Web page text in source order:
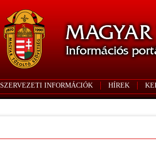
SZERVEZETI INFORMÁCIÓK HÍREK